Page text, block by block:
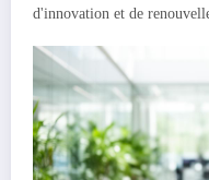
d'innovation et de